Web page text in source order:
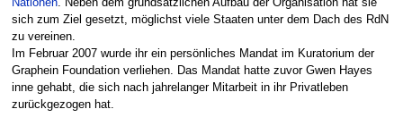
Nationen. Neben dem grundsätzlichen Aufbau der Organisation hat sie
sich zum Ziel gesetzt, möglichst viele Staaten unter dem Dach des RdN
zu vereinen.
Im Februar 2007 wurde ihr ein persönliches Mandat im Kuratorium der
Graphein Foundation verliehen. Das Mandat hatte zuvor Gwen Hayes
inne gehabt, die sich nach jahrelanger Mitarbeit in ihr Privatleben
zurückgezogen hat.